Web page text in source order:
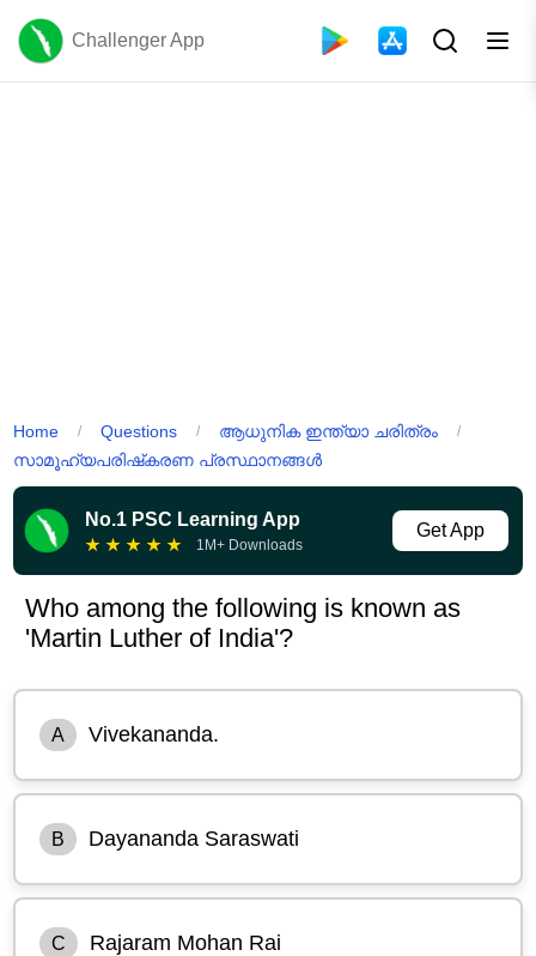
Challenger App
Home / Questions / ആധുനിക ഇന്ത്യാ ചരിത്രം /
സാമൂഹ്യപരിഷ്‌കരണ പ്രസ്ഥാനങ്ങൾ
No.1 PSC Learning App
★ ★ ★ ★ ★ 1M+ Downloads
Get App
Who among the following is known as
'Martin Luther of India'?
A Vivekananda.
B Dayananda Saraswati
C Rajaram Mohan Rai